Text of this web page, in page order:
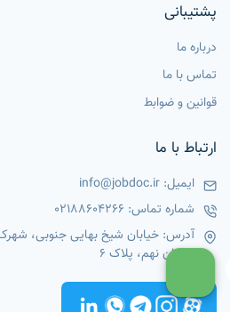
پشتیبانی
درباره ما
تماس با ما
قوانین و ضوابط
ارتباط با ما
ایمیل: info@jobdoc.ir
شماره تماس: 02188604266
آدرس: خیابان شیخ بهایی جنوبی، شهرک
خیابان نهم، پلاک 6